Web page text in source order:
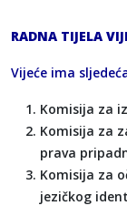
RADNA TIJELA
Vijeće ima
Komisija za
Komisija za
prava
Komisija za
jezičkog